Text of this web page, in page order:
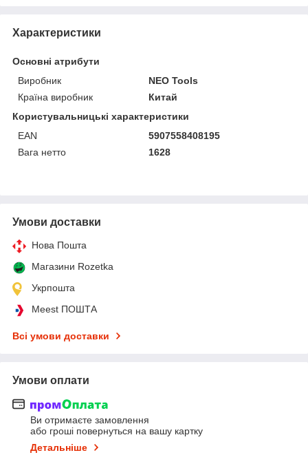
Характеристики
Основні атрибути
Виробник
NEO Tools
Країна виробник
Китай
Користувальницькі характеристики
EAN
5907558408195
Вага нетто
1628
Умови доставки
Нова Пошта
Магазини Rozetka
Укрпошта
Meest ПОШТА
Всі умови доставки
Умови оплати
Ви отримаєте замовлення
або гроші повернуться на вашу картку
Детальніше